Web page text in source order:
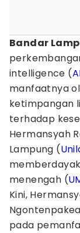
Bandar
intelligence (
manfaatnya
ketimpangan
terhadap
Hermansyah
Lampung (
menengah (
Kini,
pada